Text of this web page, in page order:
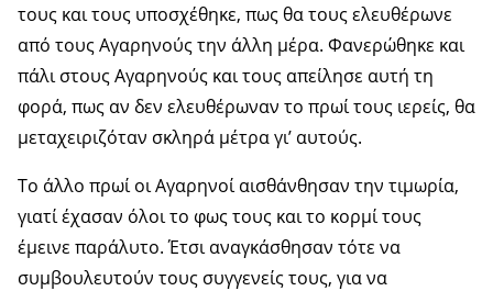
τους και τους υ­ποσχέθηκε, πως θα τους ελευθέρωνε
από τους Αγαρηνούς την άλλη μέρα. Φανερώ­θηκε και
πάλι στους Αγαρηνούς και τους απείλησε αυτή τη
φορά, πως αν δεν ελευθέρωναν το πρωί τους ιερείς, θα
μεταχειρι­ζόταν σκληρά μέτρα γι’ αυτούς.
Το άλλο πρωί οι Αγαρηνοί αισθάνθησαν την τιμωρία,
γιατί έχασαν όλοι το φως τους και το κορμί τους
έμεινε παράλυτο. Έτσι αναγκάσθησαν τότε να
συμβουλευτούν τους συγγενείς τους, για να